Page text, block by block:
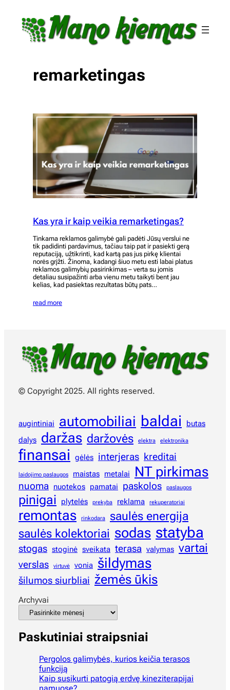
turinio
remarketingas
Kas yra ir kaip veikia remarketingas?
Tinkama reklamos galimybė gali padėti Jūsų verslui ne
tik padidinti pardavimus, tačiau taip pat ir pasiekti gerą
reputaciją, užtikrinti, kad kartą pas jus pirkę klientai
norės grįžti. Žinoma, kadangi šiuo metu esti labai platus
reklamos galimybių pasirinkimas – verta su jomis
detaliau susipažinti arba vienu metu taikyti bent jau
kelias, kad pasiektas rezultatas būtų pats…
read more
© Copyright 2025. All rights reserved.
augintiniai automobiliai baldai
butas
dalys daržas daržovės elektra elektronika
finansai gėlės interjeras kreditai
laidojimo paslaugos maistas metalai NT pirkimas
nuoma nuotekos pamatai paskolos paslaugos
pinigai plytelės prekyba reklama rekuperatoriai
remontas rinkodara
saulės energija
saulės kolektoriai sodas statyba
stogas stoginė sveikata terasa valymas vartai
verslas virtuvė vonia šildymas
šilumos siurbliai žemės ūkis
Archyvai
Paskutiniai straipsniai
Pergolos galimybės, kurios keičia terasos
funkciją
Kaip susikurti patogią erdvę kineziterapijai